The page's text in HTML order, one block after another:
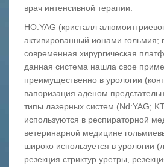
врач интенсивной терапии.
HO:YAG (кристалл
активированный ионами гольмия;
современная хирургическая
данная система нашла свое
преимущественно в урологии
вапоризация аденом
типы лазерных систем (Nd:YAG;
используются в респираторной
ветеринарной медицине
широко используется в урологии
резекция стриктур уретры,